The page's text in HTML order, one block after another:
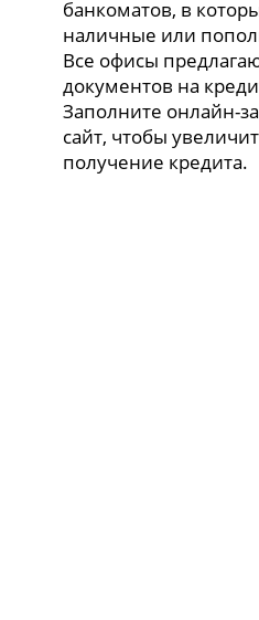
банкоматов, в
наличные или
Все офисы
документов на
Заполните онлайн-
сайт, чтобы
получение кредита.